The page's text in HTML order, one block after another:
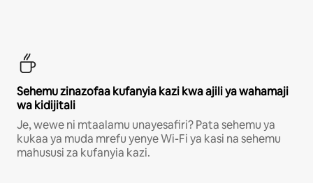
Sehemu zinazofaa kufanyia kazi kwa ajili ya wahamaji
wa kidijitali
Je, wewe ni mtaalamu unayesafiri? Pata sehemu ya
kukaa ya muda mrefu yenye Wi-Fi ya kasi na sehemu
mahususi za kufanyia kazi.